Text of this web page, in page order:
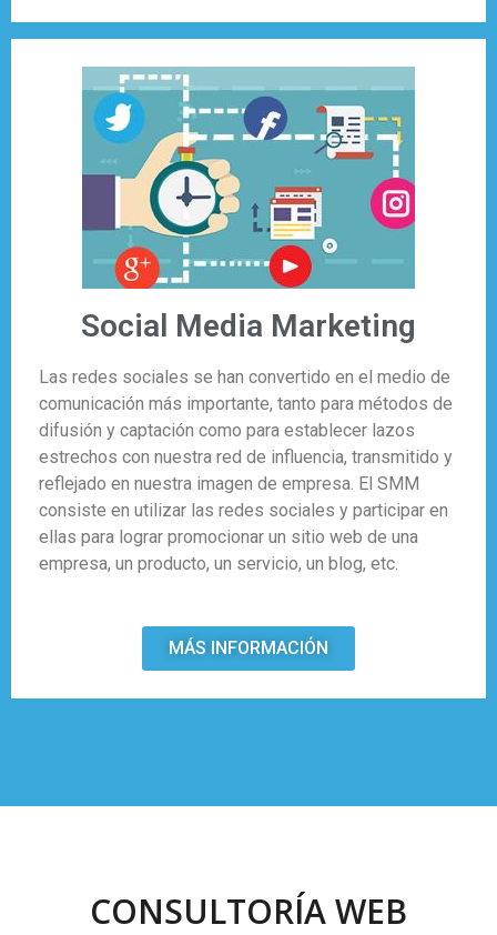
Social Media Marketing
Las redes sociales se han convertido en el medio de
comunicación más importante, tanto para métodos de
difusión y captación como para establecer lazos
estrechos con nuestra red de influencia, transmitido y
reflejado en nuestra imagen de empresa. El SMM
consiste en utilizar las redes sociales y participar en
ellas para lograr promocionar un sitio web de una
empresa, un producto, un servicio, un blog, etc.
MÁS INFORMACIÓN
CONSULTORÍA WEB